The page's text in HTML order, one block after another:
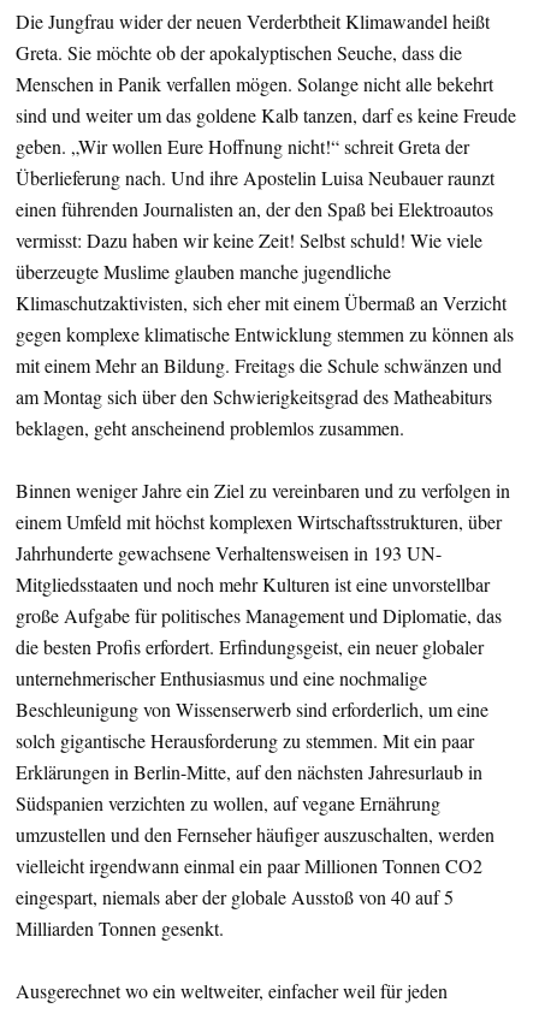
Die Jungfrau wider der neuen Verderbtheit Klimawandel heißt
Greta. Sie möchte ob der apokalyptischen Seuche, dass die
Menschen in Panik verfallen mögen. Solange nicht alle bekehrt
sind und weiter um das goldene Kalb tanzen, darf es keine Freude
geben. „Wir wollen Eure Hoffnung nicht!“ schreit Greta der
Überlieferung nach. Und ihre Apostelin Luisa Neubauer raunzt
einen führenden Journalisten an, der den Spaß bei Elektroautos
vermisst: Dazu haben wir keine Zeit! Selbst schuld! Wie viele
überzeugte Muslime glauben manche jugendliche
Klimaschutzaktivisten, sich eher mit einem Übermaß an Verzicht
gegen komplexe klimatische Entwicklung stemmen zu können als
mit einem Mehr an Bildung. Freitags die Schule schwänzen und
am Montag sich über den Schwierigkeitsgrad des Matheabiturs
beklagen, geht anscheinend problemlos zusammen.
Binnen weniger Jahre ein Ziel zu vereinbaren und zu verfolgen in
einem Umfeld mit höchst komplexen Wirtschaftsstrukturen, über
Jahrhunderte gewachsene Verhaltensweisen in 193 UN-
Mitgliedsstaaten und noch mehr Kulturen ist eine unvorstellbar
große Aufgabe für politisches Management und Diplomatie, das
die besten Profis erfordert. Erfindungsgeist, ein neuer globaler
unternehmerischer Enthusiasmus und eine nochmalige
Beschleunigung von Wissenserwerb sind erforderlich, um eine
solch gigantische Herausforderung zu stemmen. Mit ein paar
Erklärungen in Berlin-Mitte, auf den nächsten Jahresurlaub in
Südspanien verzichten zu wollen, auf vegane Ernährung
umzustellen und den Fernseher häufiger auszuschalten, werden
vielleicht irgendwann einmal ein paar Millionen Tonnen CO2
eingespart, niemals aber der globale Ausstoß von 40 auf 5
Milliarden Tonnen gesenkt.
Ausgerechnet wo ein weltweiter, einfacher weil für jeden